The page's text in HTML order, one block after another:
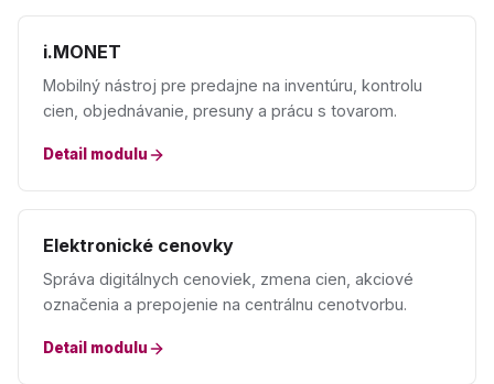
i.MONET
Mobilný nástroj pre predajne na inventúru, kontrolu
cien, objednávanie, presuny a prácu s tovarom.
Detail modulu
Elektronické cenovky
Správa digitálnych cenoviek, zmena cien, akciové
označenia a prepojenie na centrálnu cenotvorbu.
Detail modulu